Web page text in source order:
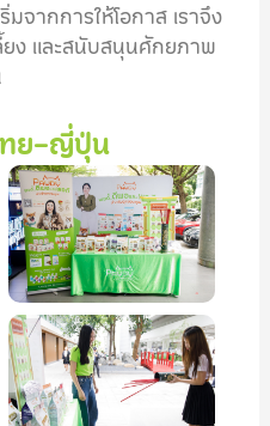
มจากการให้โอกาส เราจึง
ง และสนับสนุนศักยภาพ
ทย-ญี่ปุ่น